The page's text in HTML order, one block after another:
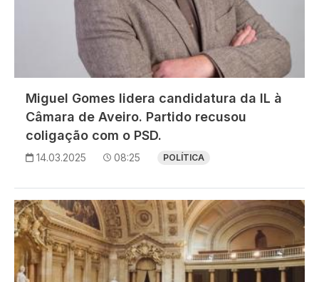
Miguel Gomes lidera candidatura da IL à
Câmara de Aveiro. Partido recusou
coligação com o PSD.
14.03.2025 08:25 POLÍTICA
Imagem